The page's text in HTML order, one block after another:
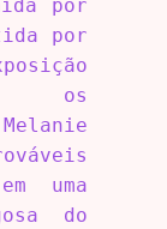
por
por
os
uma
do